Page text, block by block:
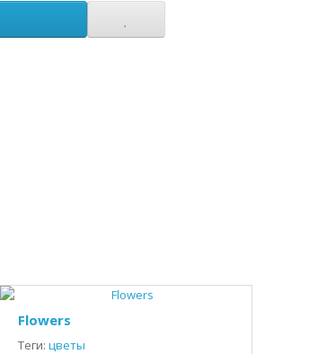
Flowers
Теги: цветы